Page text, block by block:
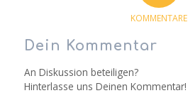
KOMMENTARE
Dein Kommentar
An Diskussion beteiligen?
Hinterlasse uns Deinen Kommentar!